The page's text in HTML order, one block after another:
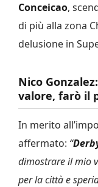
Conceicao,
di più alla zona
delusione in
Nico
valore, farò il
In merito
affermato: “
dimostrare il mio
per la città e